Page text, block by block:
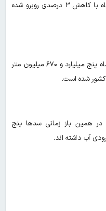
آبی جاری(ابتدای مهر) تا ۲۳ دی ماه با کاهش ۳ درصدی روبرو شده
از ابتدای سال آبی جاری تا ۲۳ دی ماه پنج میلیارد و ۶۷۰ میلیون متر
شده است.
همین باز زمانی سدها پنج